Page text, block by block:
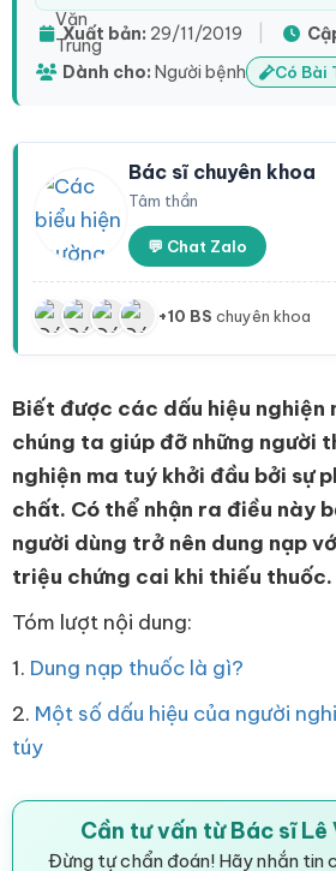
Xuất bản: 29/11/2019
Dành cho: Người bệnh Có Bài
Bác sĩ chuyên khoa
Tâm thần
💬 Chat Zalo
+10 BS chuyên khoa
Biết được các dấu hiệu nghiện
chúng ta giúp đỡ những người
nghiện ma tuý khởi đầu bởi sự
chất. Có thể nhận ra điều này
người dùng trở nên dung nạp
triệu chứng cai khi thiếu thuốc.
Tóm lượt nội dung:
1. Dung nạp thuốc là gì?
2. Một số dấu hiệu của người
túy
Cần tư vấn từ Bác sĩ Lê
Đừng tự chẩn đoán! Hãy nhắn tin